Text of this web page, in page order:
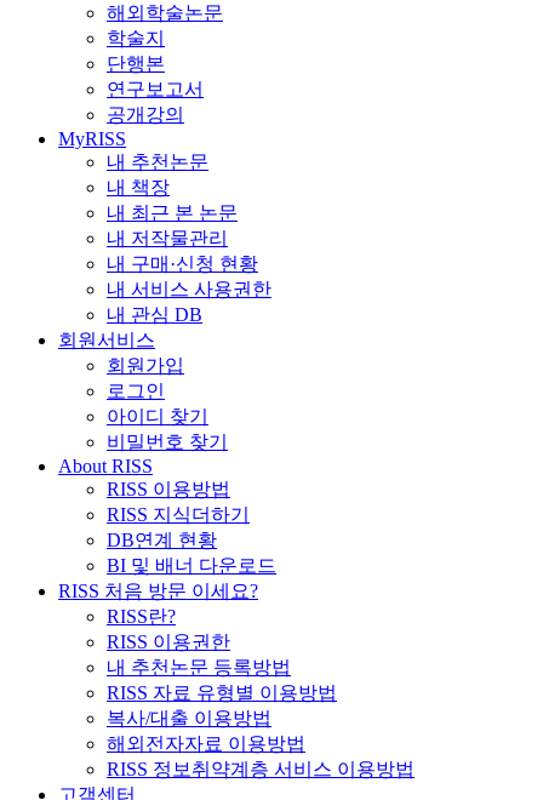
해외학술논문
학술지
단행본
연구보고서
공개강의
MyRISS
내 추천논문
내 책장
내 최근 본 논문
내 저작물관리
내 구매·신청 현황
내 서비스 사용권한
내 관심 DB
회원서비스
회원가입
로그인
아이디 찾기
비밀번호 찾기
About RISS
RISS 이용방법
RISS 지식더하기
DB연계 현황
BI 및 배너 다운로드
RISS 처음 방문 이세요?
RISS란?
RISS 이용권한
내 추천논문 등록방법
RISS 자료 유형별 이용방법
복사/대출 이용방법
해외전자자료 이용방법
RISS 정보취약계층 서비스 이용방법
고객센터